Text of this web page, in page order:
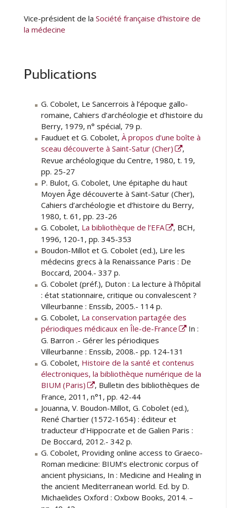
Vice-président de laSociété française d’histoire de
la médecine
Publications
G. Cobolet, Le Sancerrois à l’époque gallo-
romaine, Cahiers d’archéologie et d’histoire du
Berry, 1979, n° spécial, 79 p.
Fauduet et G. Cobolet, À propos d’une boîte à
sceau découverte à Saint-Satur (Cher)
,
Revue archéologique du Centre, 1980, t. 19,
pp. 25-27
P. Bulot, G. Cobolet, Une épitaphe du haut
Moyen Âge découverte à Saint-Satur (Cher),
Cahiers d’archéologie et d’histoire du Berry,
1980, t. 61, pp. 23-26
G. Cobolet, La bibliothèque de l’EFA
, BCH,
1996, 120-1, pp. 345-353
Boudon-Millot et G. Cobolet (ed.), Lire les
médecins grecs à la Renaissance Paris : De
Boccard, 2004.- 337 p.
G. Cobolet (préf.), Duton : La lecture à l’hôpital
: état stationnaire, critique ou convalescent ?
Villeurbanne : Enssib, 2005.- 114 p.
G. Cobolet, La conservation partagée des
périodiques médicaux en Île-de-France
In :
G. Barron .- Gérer les périodiques
Villeurbanne : Enssib, 2008.- pp. 124-131
G. Cobolet, Histoire de la santé et contenus
électroniques, la bibliothèque numérique de la
BIUM (Paris)
, Bulletin des bibliothèques de
France, 2011, n°1, pp. 42-44
Jouanna, V. Boudon-Millot, G. Cobolet (ed.),
René Chartier (1572-1654) : éditeur et
traducteur d’Hippocrate et de Galien Paris :
De Boccard, 2012.- 342 p.
G. Cobolet, Providing online access to Graeco-
Roman medicine: BIUM’s electronic corpus of
ancient physicians, In : Medicine and Healing in
the ancient Mediterranean world. Ed. by D.
Michaelides Oxford : Oxbow Books, 2014. –